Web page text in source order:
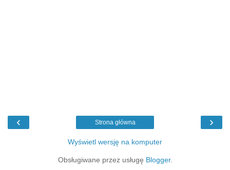
‹ ›
Strona główna
Wyświetl wersję na komputer
Obsługiwane przez usługę Blogger.